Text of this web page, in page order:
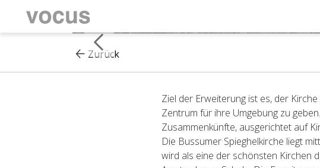
Zurück
Ziel der Erweiterung ist es, der
Zentrum für ihre Umgebung zu
Zusammenkünfte, ausgerichtet auf
Die Bussumer Spieghelkirche liegt
wird als eine der schönsten Kirchen